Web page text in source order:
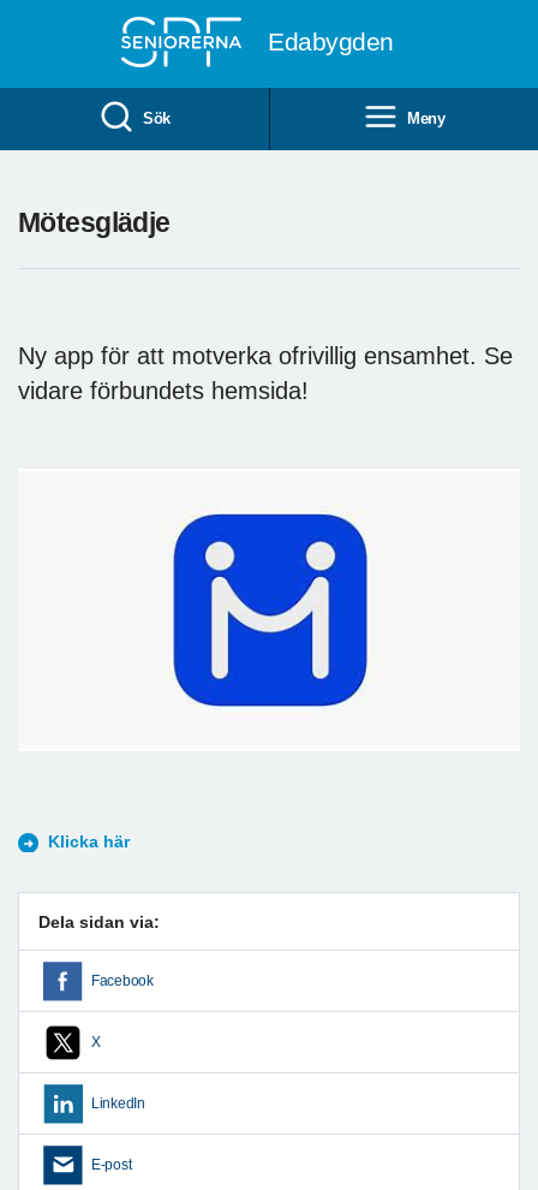
Edabygden
Sök Meny
Mötesglädje
Ny app för att motverka ofrivillig ensamhet. Se
vidare förbundets hemsida!
Klicka här
Dela sidan via:
Facebook
X
LinkedIn
E-post